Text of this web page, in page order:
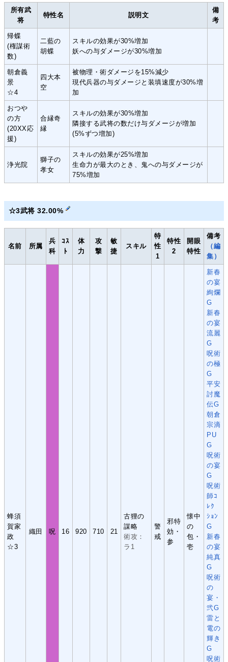
所有武
将
特性名 説明文
備
考
帰蝶
(権謀術
数)
二藍の
胡蝶
スキルの効果が30%増加
妖への与ダメージが30%増加
朝倉義
景
☆4
四大本
空
被物理・術ダメージを15%減少
現代兵器の与ダメージと装填速度が30%増
加
おつや
の方
(20XX応
援)
合縁奇
縁
スキルの効果が30%増加
隣接する武将の数だけ与ダメージが増加
(5%ずつ増加)
浄光院
獅子の
孝女
スキルの効果が25%増加
生命力が最大のとき、鬼への与ダメージが
75%増加
☆3武将 32.00%
名前 所属
兵
科
ｺｽ
ﾄ
体
力
攻
撃
敏
捷
スキル
特
性
1
特性
2
開眼
特性
備考
（編
集）
蜂須
賀家
政
☆3
織田 呪 16 920 710 21
古狸の
謀略
術攻：
ラ1
警
戒
邪特
効・
参
懐中
の
包・
壱
新春
の宴
絢爛
G
新春
の宴
流麗
G
呪術
の極
G
平安
討魔
伝G
朝倉
宗滴
PU
G
呪術
の宴
G
呪術
師ｺ
ﾚｸ
ｼｮﾝ
G
新春
の宴
純真
G
呪術
の
宴・
弐G
雷と
電の
輝き
G
呪術